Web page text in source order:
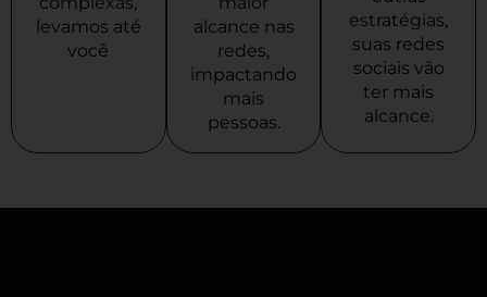
levamos até
você
alcance nas
redes,
impactando
mais
pessoas.
estratégias,
suas redes
sociais vão
ter mais
alcance.